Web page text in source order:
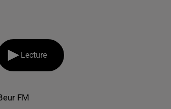
Lecture
FM